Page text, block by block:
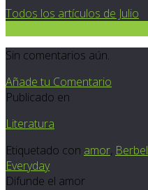
Todos los artículos de Julio
Sin comentarios aún.
Añade tu Comentario
Publicado en
Literatura
Etiquetado con amor, Berbel
Everyday
Difunde el amor